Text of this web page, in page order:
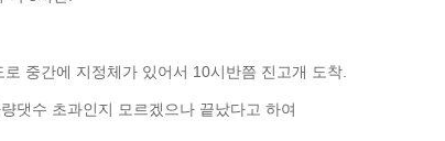
중간에 지정체가 있어서 10시반쯤 진고개 도착.
댓수 초과인지 모르겠으나 끝났다고 하여